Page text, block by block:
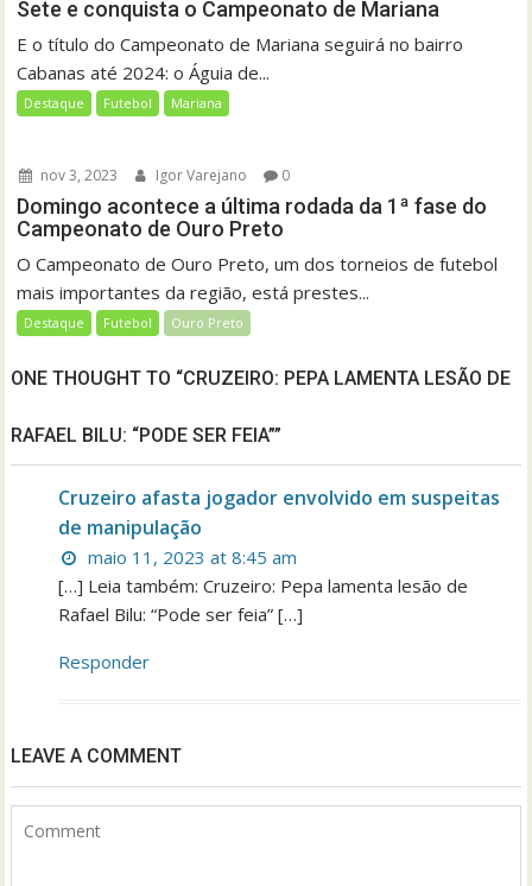
Sete e conquista o Campeonato de Mariana
E o título do Campeonato de Mariana seguirá no bairro
Cabanas até 2024: o Águia de...
Destaque Futebol Mariana
nov 3, 2023 Igor Varejano 0
Domingo acontece a última rodada da 1ª fase do
Campeonato de Ouro Preto
O Campeonato de Ouro Preto, um dos torneios de futebol
mais importantes da região, está prestes...
Destaque Futebol Ouro Preto
ONE THOUGHT TO “CRUZEIRO: PEPA LAMENTA LESÃO DE
RAFAEL BILU: “PODE SER FEIA””
Cruzeiro afasta jogador envolvido em suspeitas
de manipulação
maio 11, 2023 at 8:45 am
[…] Leia também: Cruzeiro: Pepa lamenta lesão de
Rafael Bilu: “Pode ser feia” […]
Responder
LEAVE A COMMENT